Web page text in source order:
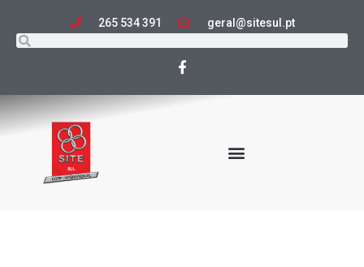
265 534 391 geral@sitesul.pt